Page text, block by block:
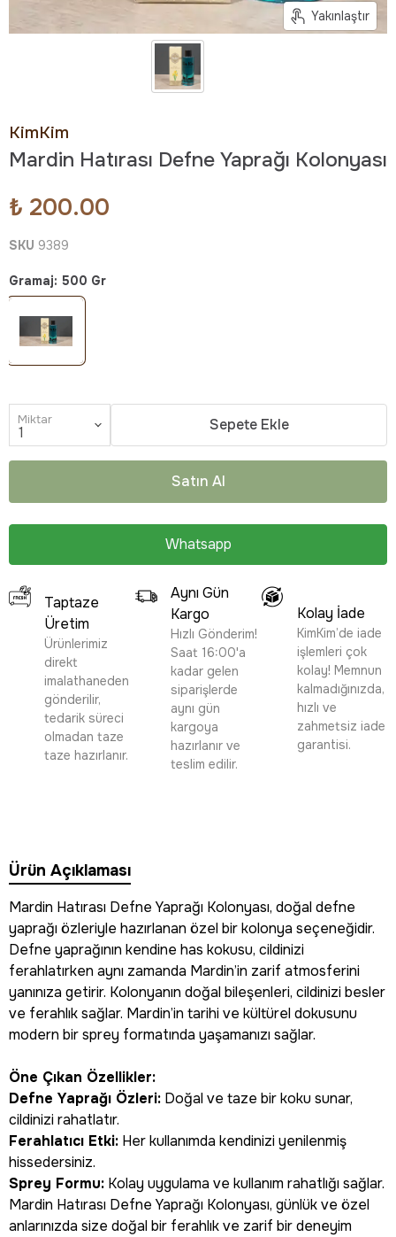
Yakınlaştır
KimKim
Mardin Hatırası Defne Yaprağı Kolonyası
₺ 200.00
SKU 9389
Gramaj: 500 Gr
Miktar Sepete Ekle
Satın Al
Whatsapp
Taptaze
Üretim
Ürünlerimiz
direkt
imalathaneden
gönderilir,
tedarik süreci
olmadan taze
taze hazırlanır.
Aynı Gün
Kargo
Hızlı Gönderim!
Saat 16:00'a
kadar gelen
siparişlerde
aynı gün
kargoya
hazırlanır ve
teslim edilir.
Kolay İade
KimKim’de iade
işlemleri çok
kolay! Memnun
kalmadığınızda,
hızlı ve
zahmetsiz iade
garantisi.
Ürün Açıklaması
Mardin Hatırası Defne Yaprağı Kolonyası, doğal defne
yaprağı özleriyle hazırlanan özel bir kolonya seçeneğidir.
Defne yaprağının kendine has kokusu, cildinizi
ferahlatırken aynı zamanda Mardin’in zarif atmosferini
yanınıza getirir. Kolonyanın doğal bileşenleri, cildinizi besler
ve ferahlık sağlar. Mardin’in tarihi ve kültürel dokusunu
modern bir sprey formatında yaşamanızı sağlar.
Öne Çıkan Özellikler:
Defne Yaprağı Özleri: Doğal ve taze bir koku sunar,
cildinizi rahatlatır.
Ferahlatıcı Etki: Her kullanımda kendinizi yenilenmiş
hissedersiniz.
Sprey Formu: Kolay uygulama ve kullanım rahatlığı sağlar.
Mardin Hatırası Defne Yaprağı Kolonyası, günlük ve özel
anlarınızda size doğal bir ferahlık ve zarif bir deneyim